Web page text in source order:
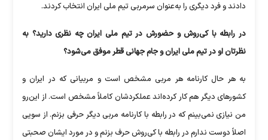
دادند و فرد دیگری را به‌عنوان سرمربی تیم ملی ایران انتخاب کردند.
در رابطه با کی‌روش و حضورش در تیم ملی ایران چه نظری دارید؟ به
نظرتان او در تیم ملی ایران و جام جهانی قطر موفق می‌شود؟
به هر حال کارنامه هر مربی مشخص است و مربیانی که در ایران و
کشور‌های دیگر هم کار کرده‌اند عملکردشان کاملاً مشخص است. از این‌رو
من نیازی نمی‌بینم که در رابطه با کارنامه مربی دیگر حرفی بزنم. از سویی
اصلاً دوست ندارم در رابطه با کی‌روش حرف بزنم و در مورد ایشان صحبتی